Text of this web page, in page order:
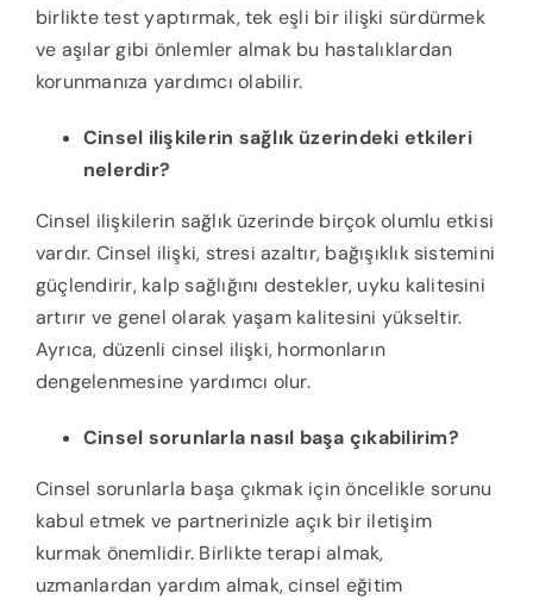
birlikte test yaptırmak, tek eşli bir ilişki sürdürmek
ve aşılar gibi önlemler almak bu hastalıklardan
korunmanıza yardımcı olabilir.
Cinsel ilişkilerin sağlık üzerindeki etkileri
nelerdir?
Cinsel ilişkilerin sağlık üzerinde birçok olumlu etkisi
vardır. Cinsel ilişki, stresi azaltır, bağışıklık sistemini
güçlendirir, kalp sağlığını destekler, uyku kalitesini
artırır ve genel olarak yaşam kalitesini yükseltir.
Ayrıca, düzenli cinsel ilişki, hormonların
dengelenmesine yardımcı olur.
Cinsel sorunlarla nasıl başa çıkabilirim?
Cinsel sorunlarla başa çıkmak için öncelikle sorunu
kabul etmek ve partnerinizle açık bir iletişim
kurmak önemlidir. Birlikte terapi almak,
uzmanlardan yardım almak, cinsel eğitim